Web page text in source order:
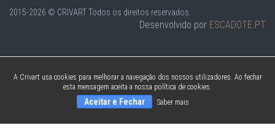
2015-2026 © CRIVARTTodos os direitos reservados.
Desenvolvido por ESCADOTE.PT
A Crivart usa cookies para melhorar a navegação dos nossos utilizadores. Ao fechar
esta mensagem aceita a nossa política de cookies.
Aceitar e Fechar Saber mais